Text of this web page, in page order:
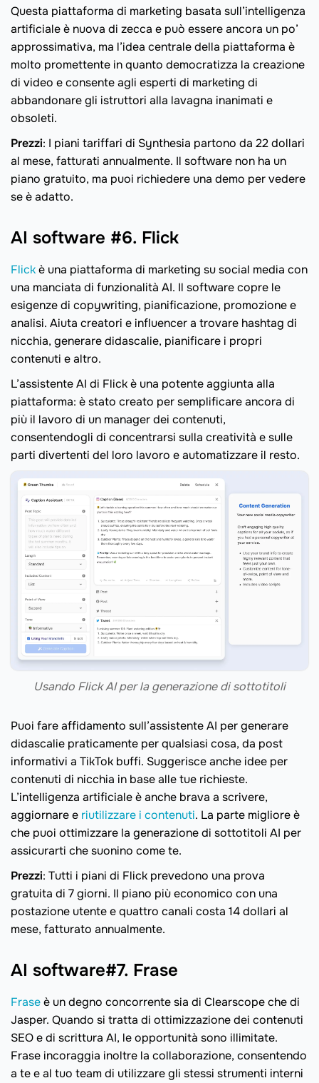
Questa piattaforma di marketing basata sull’intelligenza
artificiale è nuova di zecca e può essere ancora un po’
approssimativa, ma l’idea centrale della piattaforma è
molto promettente in quanto democratizza la creazione
di video e consente agli esperti di marketing di
abbandonare gli istruttori alla lavagna inanimati e
obsoleti.
Prezzi: I piani tariffari di Synthesia partono da 22 dollari
al mese, fatturati annualmente. Il software non ha un
piano gratuito, ma puoi richiedere una demo per vedere
se è adatto.
AI software #6. Flick
Flickè una piattaforma di marketing su social media con
una manciata di funzionalità AI. Il software copre le
esigenze di copywriting, pianificazione, promozione e
analisi. Aiuta creatori e influencer a trovare hashtag di
nicchia, generare didascalie, pianificare i propri
contenuti e altro.
L’assistente AI di Flick è una potente aggiunta alla
piattaforma: è stato creato per semplificare ancora di
più il lavoro di un manager dei contenuti,
consentendogli di concentrarsi sulla creatività e sulle
parti divertenti del loro lavoro e automatizzare il resto.
Usando Flick AI per la generazione di sottotitoli
Puoi fare affidamento sull’assistente AI per generare
didascalie praticamente per qualsiasi cosa, da post
informativi a TikTok buffi. Suggerisce anche idee per
contenuti di nicchia in base alle tue richieste.
L’intelligenza artificiale è anche brava a scrivere,
aggiornare e riutilizzare i contenuti. La parte migliore è
che puoi ottimizzare la generazione di sottotitoli AI per
assicurarti che suonino come te.
Prezzi: Tutti i piani di Flick prevedono una prova
gratuita di 7 giorni. Il piano più economico con una
postazione utente e quattro canali costa 14 dollari al
mese, fatturato annualmente.
AI software#7. Frase
Fraseè un degno concorrente sia di Clearscope che di
Jasper. Quando si tratta di ottimizzazione dei contenuti
SEO e di scrittura AI, le opportunità sono illimitate.
Frase incoraggia inoltre la collaborazione, consentendo
a te e al tuo team di utilizzare gli stessi strumenti interni